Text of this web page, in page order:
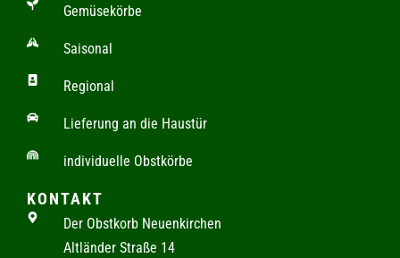
Gemüsekörbe
Saisonal
Regional
Lieferung an die Haustür
individuelle Obstkörbe
KONTAKT
Der Obstkorb Neuenkirchen
Altländer Straße 14